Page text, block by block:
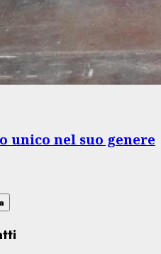
unico nel suo genere